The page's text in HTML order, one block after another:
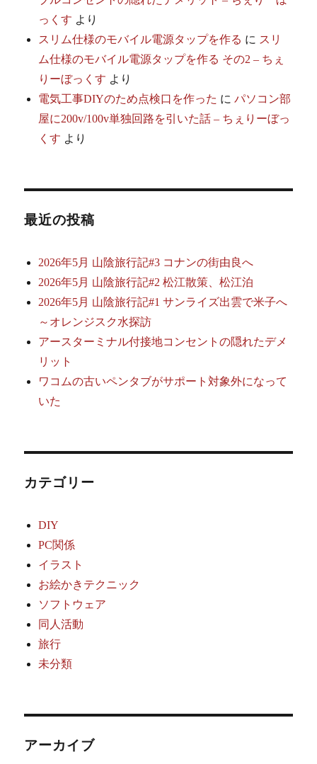
っくす より
スリム仕様のモバイル電源タップを作る に スリ
ム仕様のモバイル電源タップを作る その2 – ちぇ
りーぼっくす より
電気工事DIYのため点検口を作った にパソコン部
屋に200v/100v単独回路を引いた話 – ちぇりーぼっ
くす より
最近の投稿
2026年5月 山陰旅行記#3 コナンの街由良へ
2026年5月 山陰旅行記#2 松江散策、松江泊
2026年5月 山陰旅行記#1 サンライズ出雲で米子へ
～オレンジスク水探訪
アースターミナル付接地コンセントの隠れたデメ
リット
ワコムの古いペンタブがサポート対象外になって
いた
カテゴリー
DIY
PC関係
イラスト
お絵かきテクニック
ソフトウェア
同人活動
旅行
未分類
アーカイブ